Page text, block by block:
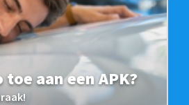
aan een APK?